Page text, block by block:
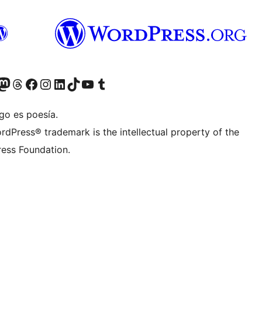
Twitter)
cuenta de Bluesky
nuestra cuenta de Mastodon
Visita nuestra cuenta de Threads
Visita nuestra página de Facebook
Visita nuestra cuenta de Instagram
Visita nuestra cuenta de LinkedIn
Visita nuestra cuenta de TikTok
Visita nuestro canal de YouTube
Visita nuestra cuenta de Tumblr
es poesía.
trademark is the intellectual property of the
Foundation.